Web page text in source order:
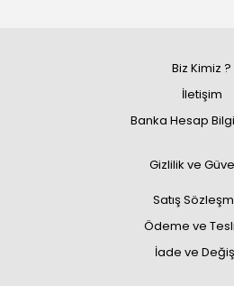
Biz Kimiz ?
İletişim
Banka Hesap
Gizlilik ve
Satış
Ödeme ve
İade ve